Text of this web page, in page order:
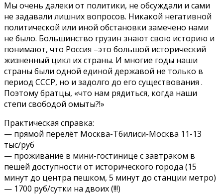
Мы очень далеки от политики, не обсуждали и сами
не задавали лишних вопросов. Никакой негативной
политической или иной обстановки замечено нами
не было. Большинство грузин знают свою историю и
понимают, что Россия –это большой исторический
жизненный цикл их страны. И многие годы наши
страны были одной единой державой не только в
период СССР, но и задолго до его существования .
Поэтому братцы, «что нам pядиться, когда наши
степи свободой омыты?!»
Практическая справка:
— прямой перелёт Москва-Тбилиси-Москва 11-13
тыс/руб
— проживание в мини-гостинице с завтраком в
пешей доступности от исторического города (15
минут до центра пешком, 5 минут до станции метро)
— 1700 руб/сутки на двоих (!!!)